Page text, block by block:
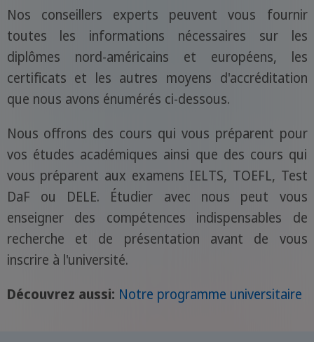
Nos conseillers experts peuvent vous fournir
toutes les informations nécessaires sur les
diplômes nord-américains et européens, les
certificats et les autres moyens d'accréditation
que nous avons énumérés ci-dessous.
Nous offrons des cours qui vous préparent pour
vos études académiques ainsi que des cours qui
vous préparent aux examens IELTS, TOEFL, Test
DaF ou DELE. Étudier avec nous peut vous
enseigner des compétences indispensables de
recherche et de présentation avant de vous
inscrire à l'université.
Découvrez aussi: Notre programme universitaire